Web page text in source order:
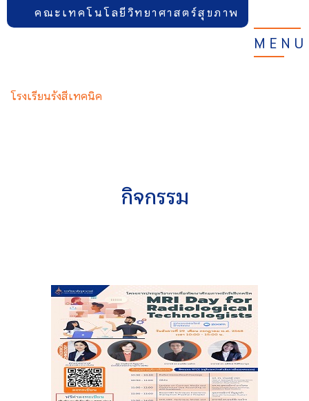
MENU
คณะเทคโนโลยีวิทยาศาสตร์สุขภาพ
โรงเรียนรังสีเทคนิค
กิจกรรม